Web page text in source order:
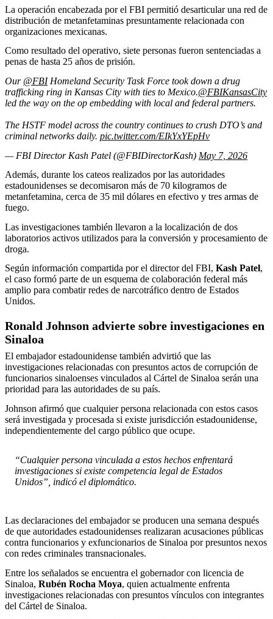
La operación encabezada por el FBI permitió desarticular una red de
distribución de metanfetaminas presuntamente relacionada con
organizaciones mexicanas.
Como resultado del operativo, siete personas fueron sentenciadas a
penas de hasta 25 años de prisión.
Our @FBIHomeland Security Task Force took down a drug
trafficking ring in Kansas City with ties to Mexico.@FBIKansasCity
led the way on the op embedding with local and federal partners.
The HSTF model across the country continues to crush DTO’s and
criminal networks daily. pic.twitter.com/EIkYxYEpHv
— FBI Director Kash Patel (@FBIDirectorKash) May 7, 2026
Además, durante los cateos realizados por las autoridades
estadounidenses se decomisaron más de 70 kilogramos de
metanfetamina, cerca de 35 mil dólares en efectivo y tres armas de
fuego.
Las investigaciones también llevaron a la localización de dos
laboratorios activos utilizados para la conversión y procesamiento de
droga.
Según información compartida por el director del FBI, Kash Patel,
el caso formó parte de un esquema de colaboración federal más
amplio para combatir redes de narcotráfico dentro de Estados
Unidos.
Ronald Johnson advierte sobre investigaciones en
Sinaloa
El embajador estadounidense también advirtió que las
investigaciones relacionadas con presuntos actos de corrupción de
funcionarios sinaloenses vinculados al Cártel de Sinaloa serán una
prioridad para las autoridades de su país.
Johnson afirmó que cualquier persona relacionada con estos casos
será investigada y procesada si existe jurisdicción estadounidense,
independientemente del cargo público que ocupe.
“Cualquier persona vinculada a estos hechos enfrentará
investigaciones si existe competencia legal de Estados
Unidos”, indicó el diplomático.
Las declaraciones del embajador se producen una semana después
de que autoridades estadounidenses realizaran acusaciones públicas
contra funcionarios y exfuncionarios de Sinaloa por presuntos nexos
con redes criminales transnacionales.
Entre los señalados se encuentra el gobernador con licencia de
Sinaloa, Rubén Rocha Moya, quien actualmente enfrenta
investigaciones relacionadas con presuntos vínculos con integrantes
del Cártel de Sinaloa.